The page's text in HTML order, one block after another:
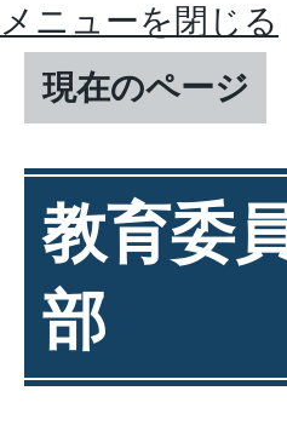
メニューを閉じる
現在のページ
教育委
部